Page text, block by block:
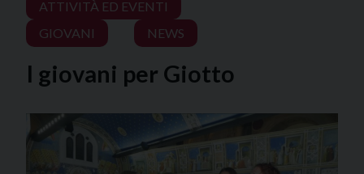
ATTIVITÀ ED EVENTI
GIOVANI
NEWS
I giovani per Giotto